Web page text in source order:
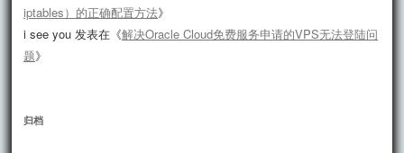
iptables）的正确配置方法》
i see you 发表在《解决Oracle Cloud免费服务申请的VPS无法登陆问
题》
归档